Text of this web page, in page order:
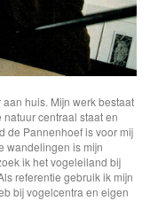
huis. Mijn werk bestaat
centraal staat en
de Pannenhoef is voor mij
wandelingen is mijn
ik het vogeleiland bij
referentie gebruik ik mijn
bij vogelcentra en eigen